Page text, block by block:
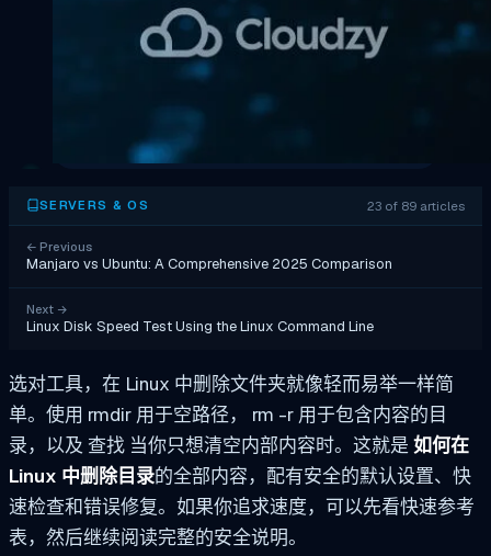
SERVERS & OS 23 of 89 articles
← Previous
Manjaro vs Ubuntu: A Comprehensive 2025 Comparison
Next →
Linux Disk Speed Test Using the Linux Command Line
选对工具，在 Linux 中删除文件夹就像轻而易举一样简
单。使用 rmdir 用于空路径， rm -r 用于包含内容的目
录，以及 查找 当你只想清空内部内容时。这就是 如何在
Linux 中删除目录的全部内容，配有安全的默认设置、快
速检查和错误修复。如果你追求速度，可以先看快速参考
表，然后继续阅读完整的安全说明。